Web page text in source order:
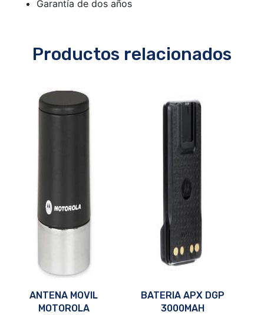
Garantía de dos años
Productos relacionados
ANTENA MOVIL
MOTOROLA
BATERIA APX DGP
3000MAH